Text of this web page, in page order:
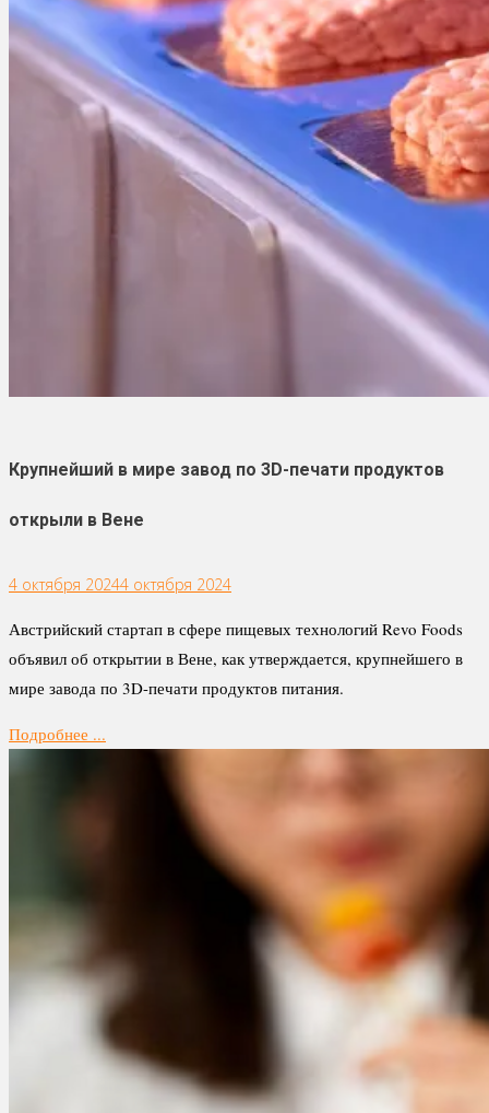
Крупнейший в мире завод по 3D-печати продуктов
открыли в Вене
4 октября 20244 октября 2024
Австрийский стартап в сфере пищевых технологий Revo Foods
объявил об открытии в Вене, как утверждается, крупнейшего в
мире завода по 3D-печати продуктов питания.
Подробнее ...